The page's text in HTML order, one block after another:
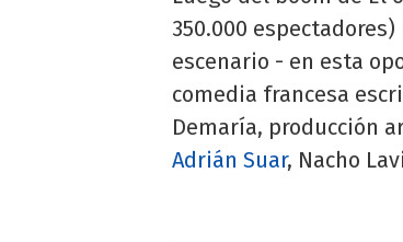
350.000 espectadores)
escenario - en esta
comedia francesa
Demaría, producción
Adrián Suar, Nacho